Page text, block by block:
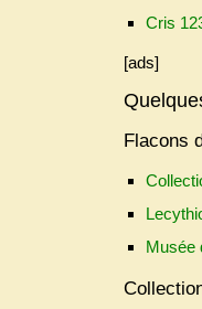
Cris
[ads]
Flacons
Musée